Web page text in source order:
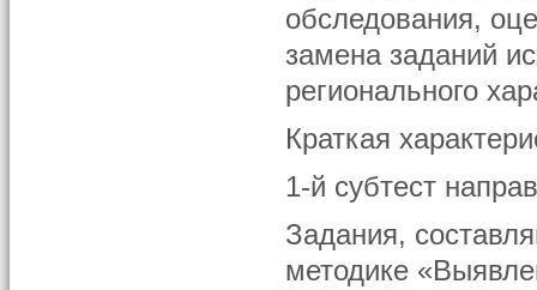
обследования,
замена заданий
регионального
Краткая
1-й субтест
Задания,
методике